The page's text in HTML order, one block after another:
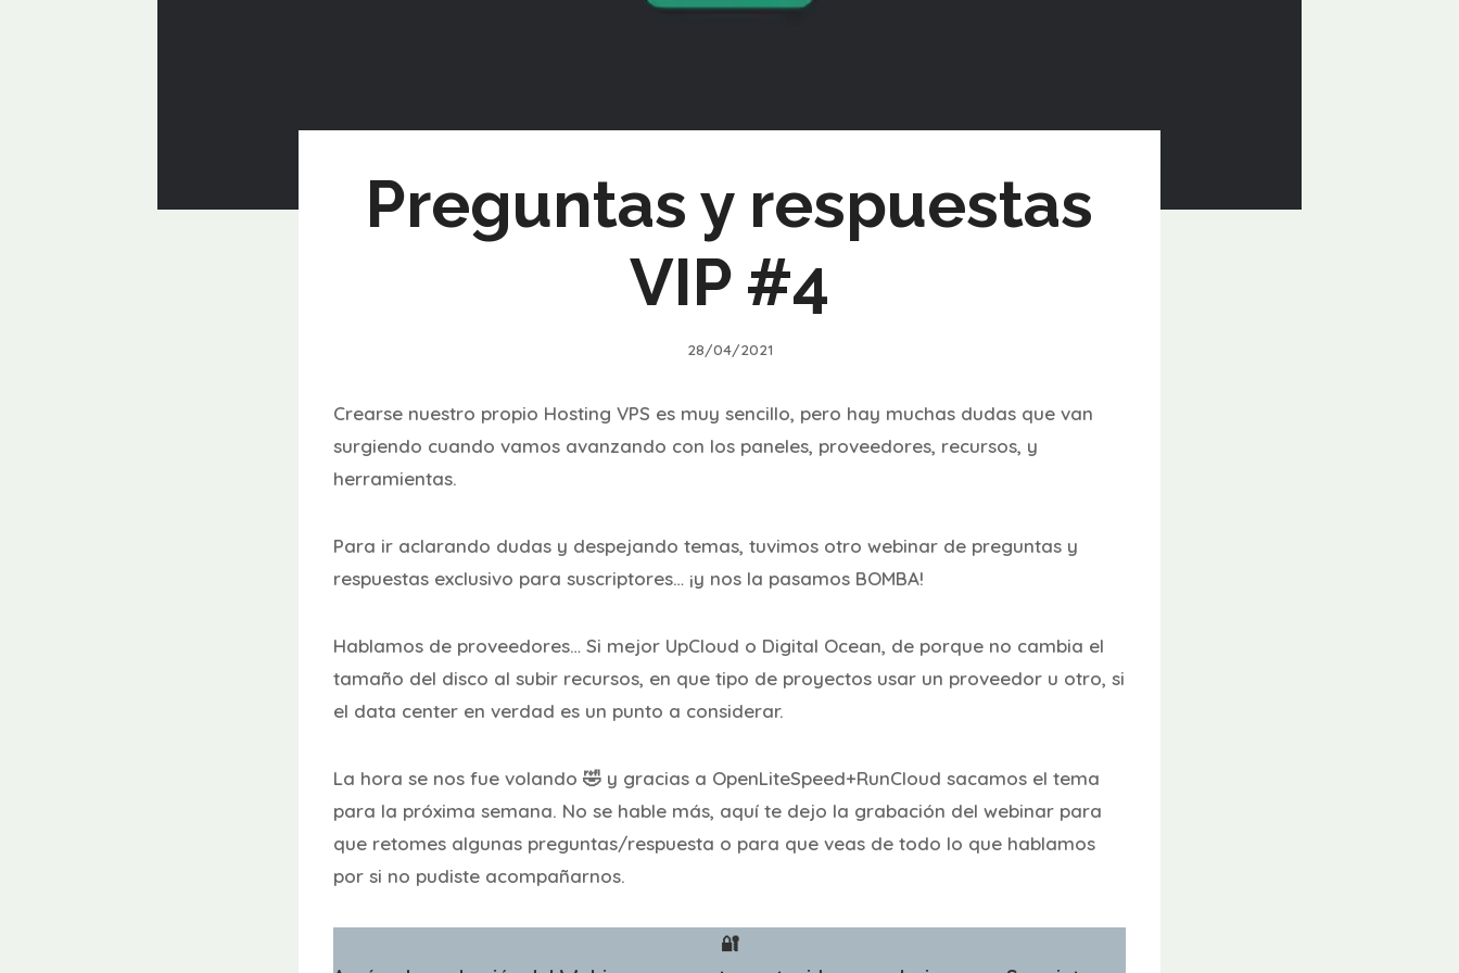
Preguntas y respuestas
VIP #4
28/04/2021
Crearse nuestro propio Hosting VPS es muy sencillo, pero hay muchas dudas que van
surgiendo cuando vamos avanzando con los paneles, proveedores, recursos, y
herramientas.
Para ir aclarando dudas y despejando temas, tuvimos otro webinar de preguntas y
respuestas exclusivo para suscriptores… ¡y nos la pasamos BOMBA!
Hablamos de proveedores… Si mejor UpCloud o Digital Ocean, de porque no cambia el
tamaño del disco al subir recursos, en que tipo de proyectos usar un proveedor u otro, si
el data center en verdad es un punto a considerar.
La hora se nos fue volando 🤣 y gracias a OpenLiteSpeed+RunCloud sacamos el tema
para la próxima semana. No se hable más, aquí te dejo la grabación del webinar para
que retomes algunas preguntas/respuesta o para que veas de todo lo que hablamos
por si no pudiste acompañarnos.
🔐